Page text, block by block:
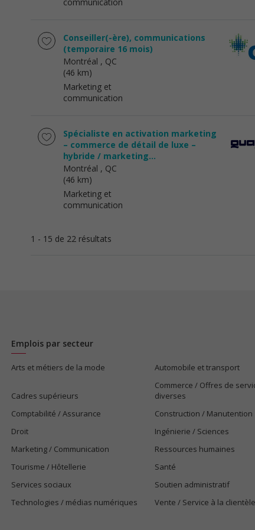
Conseiller(-ère), communications
(temporaire 16 mois)
Montréal , QC
(46 km)
Marketing et
communication
Spécialiste en activation marketing
– commerce de détail de luxe –
hybride / marketing...
Montréal , QC
(46 km)
Marketing et
communication
1 - 15 de 22 résultats
Emplois par secteur
Arts et métiers de la mode Automobile et transport
Cadres supérieurs
Commerce / Offres de
diverses
Comptabilité / Assurance
Construction / Manutention
Droit
Ingénierie / Sciences
Marketing / Communication
Ressources humaines
Tourisme / Hôtellerie
Santé
Services sociaux
Soutien administratif
Technologies / médias numériques
Vente / Service à la clientèle